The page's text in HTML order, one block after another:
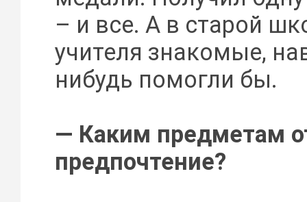
– и все. А в старой
учителя знакомые,
нибудь помогли бы.
— Каким предметам
предпочтение?